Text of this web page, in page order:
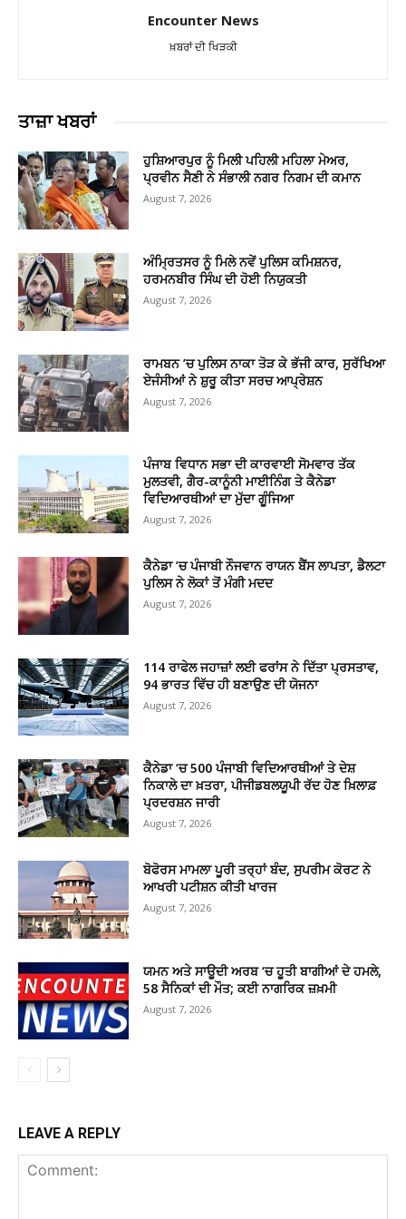
Encounter News
ਖ਼ਬਰਾਂ ਦੀ ਖਿੜਕੀ
ਤਾਜ਼ਾ ਖਬਰਾਂ
ਹੁਸ਼ਿਆਰਪੁਰ ਨੂੰ ਮਿਲੀ ਪਹਿਲੀ ਮਹਿਲਾ ਮੇਅਰ,
ਪ੍ਰਵੀਨ ਸੈਣੀ ਨੇ ਸੰਭਾਲੀ ਨਗਰ ਨਿਗਮ ਦੀ ਕਮਾਨ
August 7, 2026
ਅੰਮ੍ਰਿਤਸਰ ਨੂੰ ਮਿਲੇ ਨਵੇਂ ਪੁਲਿਸ ਕਮਿਸ਼ਨਰ,
ਹਰਮਨਬੀਰ ਸਿੰਘ ਦੀ ਹੋਈ ਨਿਯੁਕਤੀ
August 7, 2026
ਰਾਮਬਨ ’ਚ ਪੁਲਿਸ ਨਾਕਾ ਤੋੜ ਕੇ ਭੱਜੀ ਕਾਰ, ਸੁਰੱਖਿਆ
ਏਜੰਸੀਆਂ ਨੇ ਸ਼ੁਰੂ ਕੀਤਾ ਸਰਚ ਆਪ੍ਰੇਸ਼ਨ
August 7, 2026
ਪੰਜਾਬ ਵਿਧਾਨ ਸਭਾ ਦੀ ਕਾਰਵਾਈ ਸੋਮਵਾਰ ਤੱਕ
ਮੁਲਤਵੀ, ਗੈਰ-ਕਾਨੂੰਨੀ ਮਾਈਨਿੰਗ ਤੇ ਕੈਨੇਡਾ
ਵਿਦਿਆਰਥੀਆਂ ਦਾ ਮੁੱਦਾ ਗੂੰਜਿਆ
August 7, 2026
ਕੈਨੇਡਾ ’ਚ ਪੰਜਾਬੀ ਨੌਜਵਾਨ ਰਾਯਨ ਬੈਂਸ ਲਾਪਤਾ, ਡੈਲਟਾ
ਪੁਲਿਸ ਨੇ ਲੋਕਾਂ ਤੋਂ ਮੰਗੀ ਮਦਦ
August 7, 2026
114 ਰਾਫੇਲ ਜਹਾਜ਼ਾਂ ਲਈ ਫਰਾਂਸ ਨੇ ਦਿੱਤਾ ਪ੍ਰਸਤਾਵ,
94 ਭਾਰਤ ਵਿੱਚ ਹੀ ਬਣਾਉਣ ਦੀ ਯੋਜਨਾ
August 7, 2026
ਕੈਨੇਡਾ ‘ਚ 500 ਪੰਜਾਬੀ ਵਿਦਿਆਰਥੀਆਂ ਤੇ ਦੇਸ਼
ਨਿਕਾਲੇ ਦਾ ਖ਼ਤਰਾ, ਪੀਜੀਡਬਲਯੂਪੀ ਰੱਦ ਹੋਣ ਖ਼ਿਲਾਫ਼
ਪ੍ਰਦਰਸ਼ਨ ਜਾਰੀ
August 7, 2026
ਬੋਫੋਰਸ ਮਾਮਲਾ ਪੂਰੀ ਤਰ੍ਹਾਂ ਬੰਦ, ਸੁਪਰੀਮ ਕੋਰਟ ਨੇ
ਆਖਰੀ ਪਟੀਸ਼ਨ ਕੀਤੀ ਖਾਰਜ
August 7, 2026
ਯਮਨ ਅਤੇ ਸਾਊਦੀ ਅਰਬ ‘ਚ ਹੂਤੀ ਬਾਗੀਆਂ ਦੇ ਹਮਲੇ,
58 ਸੈਨਿਕਾਂ ਦੀ ਮੌਤ; ਕਈ ਨਾਗਰਿਕ ਜ਼ਖ਼ਮੀ
August 7, 2026
LEAVE A REPLY